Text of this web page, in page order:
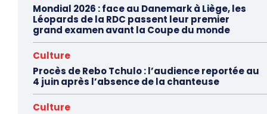
Mondial 2026 : face au Danemark à Liège, les
Léopards de la RDC passent leur premier
grand examen avant la Coupe du monde
Culture
Procès de Rebo Tchulo : l’audience reportée au
4 juin après l’absence de la chanteuse
Culture